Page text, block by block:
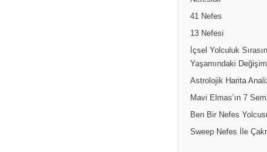
41 Nefes
13 Nefesi
İçsel Yolculuk
Yaşamındaki
Astrolojik Harita
Mavi Elmas’ın 7
Ben Bir Nefes
Sweep Nefes İle